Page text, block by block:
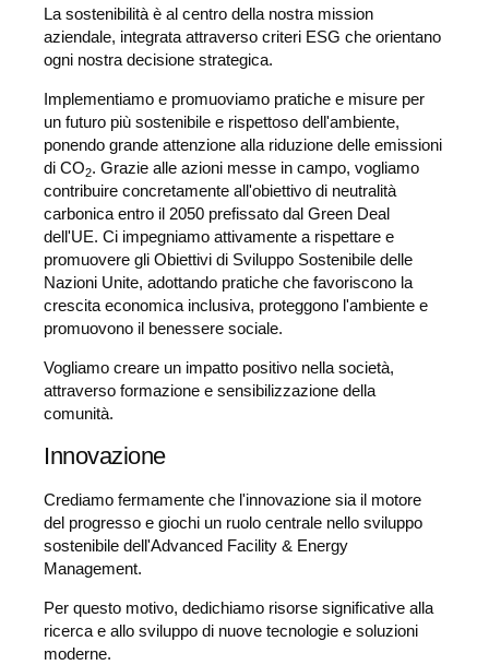
La sostenibilità è al centro della nostra mission
aziendale, integrata attraverso criteri ESG che orientano
ogni nostra decisione strategica.
Implementiamo e promuoviamo pratiche e misure per
un futuro più sostenibile e rispettoso dell'ambiente,
ponendo grande attenzione alla riduzione delle emissioni
di CO2. Grazie alle azioni messe in campo, vogliamo
contribuire concretamente all'obiettivo di neutralità
carbonica entro il 2050 prefissato dal Green Deal
dell'UE. Ci impegniamo attivamente a rispettare e
promuovere gli Obiettivi di Sviluppo Sostenibile delle
Nazioni Unite, adottando pratiche che favoriscono la
crescita economica inclusiva, proteggono l'ambiente e
promuovono il benessere sociale.
Vogliamo creare un impatto positivo nella società,
attraverso formazione e sensibilizzazione della
comunità.
Innovazione
Crediamo fermamente che l'innovazione sia il motore
del progresso e giochi un ruolo centrale nello sviluppo
sostenibile dell'Advanced Facility & Energy
Management.
Per questo motivo, dedichiamo risorse significative alla
ricerca e allo sviluppo di nuove tecnologie e soluzioni
moderne.